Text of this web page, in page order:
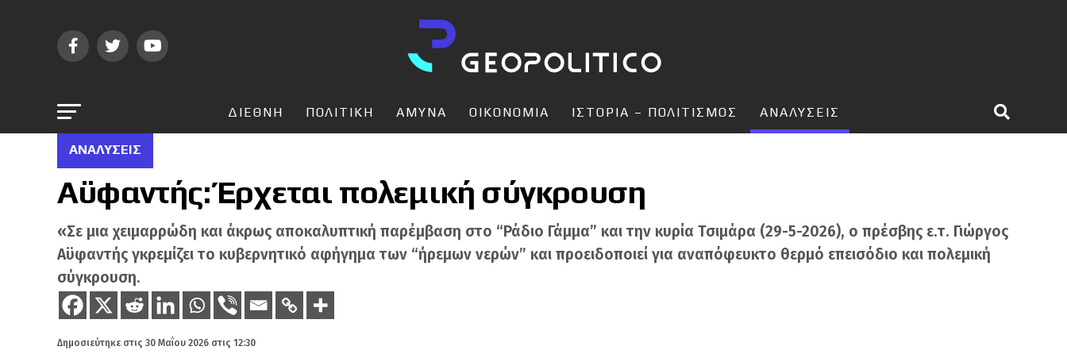
ΔΙΕΘΝΗ ΠΟΛΙΤΙΚΗ ΑΜΥΝΑ ΟΙΚΟΝΟΜΙΑ ΙΣΤΟΡΙΑ – ΠΟΛΙΤΙΣΜΟΣ ΑΝΑΛΥΣΕΙΣ
ΑΝΑΛΎΣΕΙΣ
Αϋφαντής: Έρχεται πολεμική σύγκρουση
«Σε μια χειμαρρώδη και άκρως αποκαλυπτική παρέμβαση στο “Ράδιο Γάμμα” και την κυρία Τσιμάρα (29-5-2026), ο πρέσβης ε.τ. Γιώργος
Αϋφαντής γκρεμίζει το κυβερνητικό αφήγημα των “ήρεμων νερών” και προειδοποιεί για αναπόφευκτο θερμό επεισόδιο και πολεμική
σύγκρουση.
Δημοσιεύτηκε στις 30 Μαΐου 2026 στις 12:30